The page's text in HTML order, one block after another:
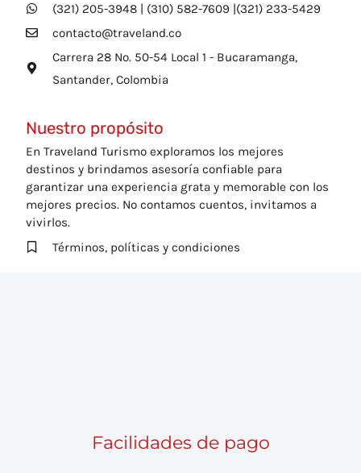
(321) 205-3948 | (310) 582-7609 |(321) 233-5429
contacto@traveland.co
Carrera 28 No. 50-54 Local 1 - Bucaramanga,
Santander, Colombia
Nuestro propósito
En Traveland Turismo exploramos los mejores
destinos y brindamos asesoría confiable para
garantizar una experiencia grata y memorable con los
mejores precios. No contamos cuentos, invitamos a
vivirlos.
Términos, políticas y condiciones
Facilidades de pago